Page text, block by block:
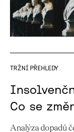
TRŽNÍ PŘEHLEDY
Co se
Analýza dopadů